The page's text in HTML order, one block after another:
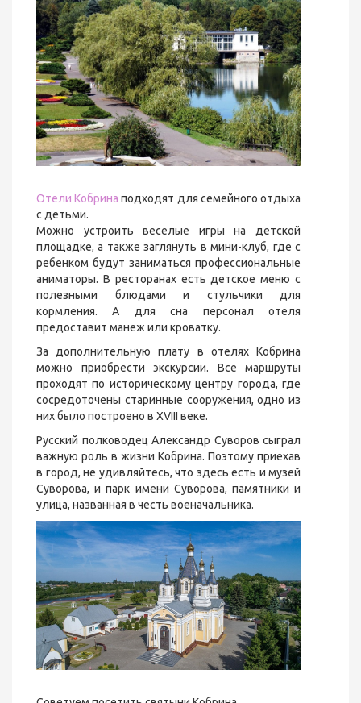
Отели Кобрина подходят для семейного отдыха
с детьми.
Можно устроить веселые игры на детской
площадке, а также заглянуть в мини-клуб, где с
ребенком будут заниматься профессиональные
аниматоры. В ресторанах есть детское меню с
полезными блюдами и стульчики для
кормления. А для сна персонал отеля
предоставит манеж или кроватку.
За дополнительную плату в отелях Кобрина
можно приобрести экскурсии. Все маршруты
проходят по историческому центру города, где
сосредоточены старинные сооружения, одно из
них было построено в XVIII веке.
Русский полководец Александр Суворов сыграл
важную роль в жизни Кобрина. Поэтому приехав
в город, не удивляйтесь, что здесь есть и музей
Суворова, и парк имени Суворова, памятники и
улица, названная в честь военачальника.